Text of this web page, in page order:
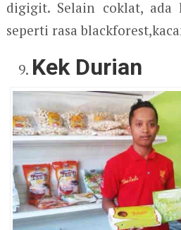
digigit. Selain coklat, ada
seperti rasa
Kek Durian